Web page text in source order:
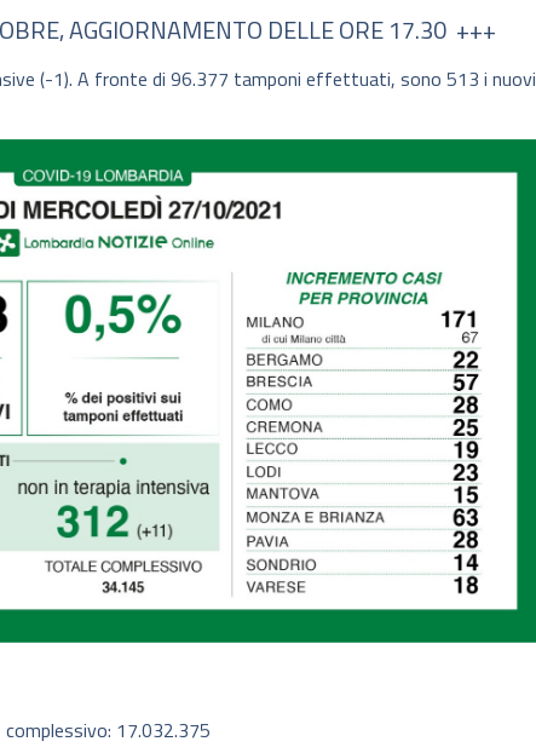
AGGIORNAMENTO DELLE ORE 17.30 +++
(-1). A fronte di 96.377 tamponi effettuati, sono 513 i nuovi
17.032.375